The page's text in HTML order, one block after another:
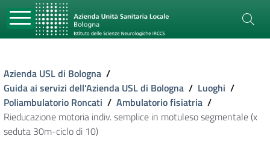
Azienda USL di Bologna /
Guida ai servizi dell'Azienda USL di Bologna / Luoghi /
Poliambulatorio Roncati / Ambulatorio fisiatria /
Rieducazione motoria indiv. semplice in motuleso segmentale (x
seduta 30m-ciclo di 10)